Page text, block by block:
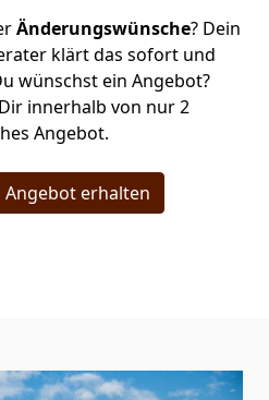
Änderungswünsche? Dein
klärt das sofort und
wünschst ein Angebot?
innerhalb von nur2
Angebot.
Angebot erhalten